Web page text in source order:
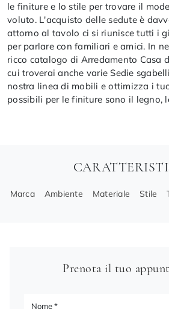
le finiture e lo stile per trovare il
voluto. L'acquisto delle sedute è
attorno al tavolo ci si riunisce tutti i
per parlare con familiari e amici. In
ricco catalogo di Arredamento Casa
cui troverai anche varie Sedie
nostra linea di mobili e ottimizza i
possibili per le finiture sono il legno,
Marca Ambiente Materiale Stile
Prenota il tuo